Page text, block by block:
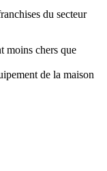
du secteur
moins chers que
de la maison